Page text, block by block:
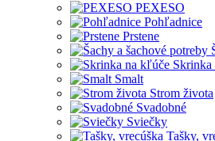
PEXESO
Pohľadnice
Prstene
Smalt
Strom života
Svadobné
Sviečky
Tašky,